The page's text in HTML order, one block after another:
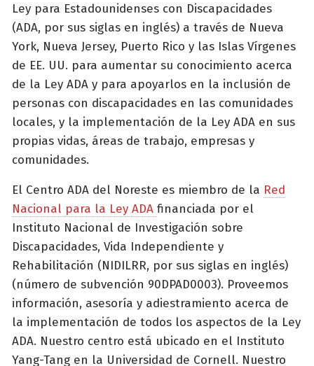
Ley para Estadounidenses con Discapacidades
(ADA, por sus siglas en inglés) a través de Nueva
York, Nueva Jersey, Puerto Rico y las Islas Vírgenes
de EE. UU. para aumentar su conocimiento acerca
de la Ley ADA y para apoyarlos en la inclusión de
personas con discapacidades en las comunidades
locales, y la implementación de la Ley ADA en sus
propias vidas, áreas de trabajo, empresas y
comunidades.
El Centro ADA del Noreste es miembro de la Red
Nacional para la Ley ADA financiada por el
Instituto Nacional de Investigación sobre
Discapacidades, Vida Independiente y
Rehabilitación (NIDILRR, por sus siglas en inglés)
(número de subvención 90DPAD0003). Proveemos
información, asesoría y adiestramiento acerca de
la implementación de todos los aspectos de la Ley
ADA. Nuestro centro está ubicado en el Instituto
Yang-Tang en la Universidad de Cornell. Nuestro